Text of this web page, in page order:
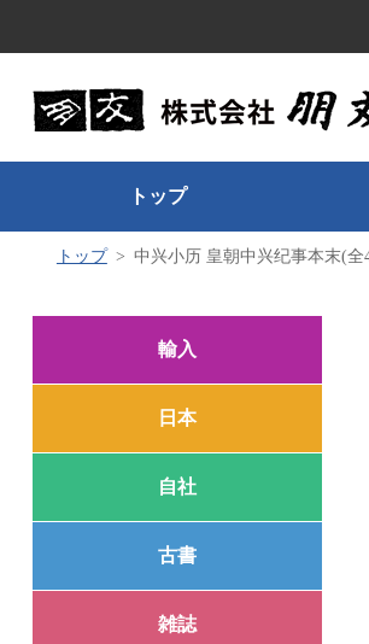
トップ
トップ 中兴小历 皇朝中兴纪事本末(
輸入
日本
自社
古書
雑誌